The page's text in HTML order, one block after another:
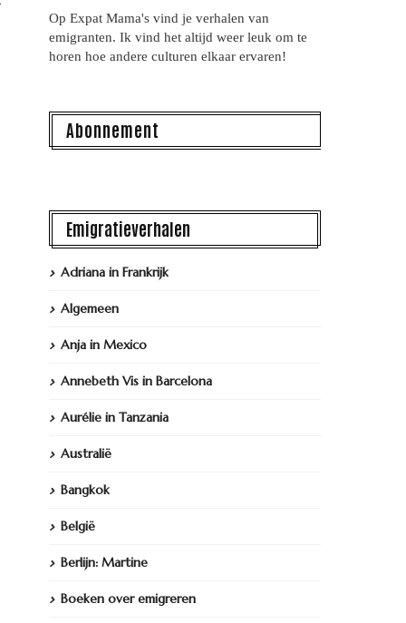
Op Expat Mama's vind je verhalen van
emigranten. Ik vind het altijd weer leuk om te
horen hoe andere culturen elkaar ervaren!
Abonnement
Emigratieverhalen
Adriana in Frankrijk
Algemeen
Anja in Mexico
Annebeth Vis in Barcelona
Aurélie in Tanzania
Australië
Bangkok
België
Berlijn: Martine
Boeken over emigreren